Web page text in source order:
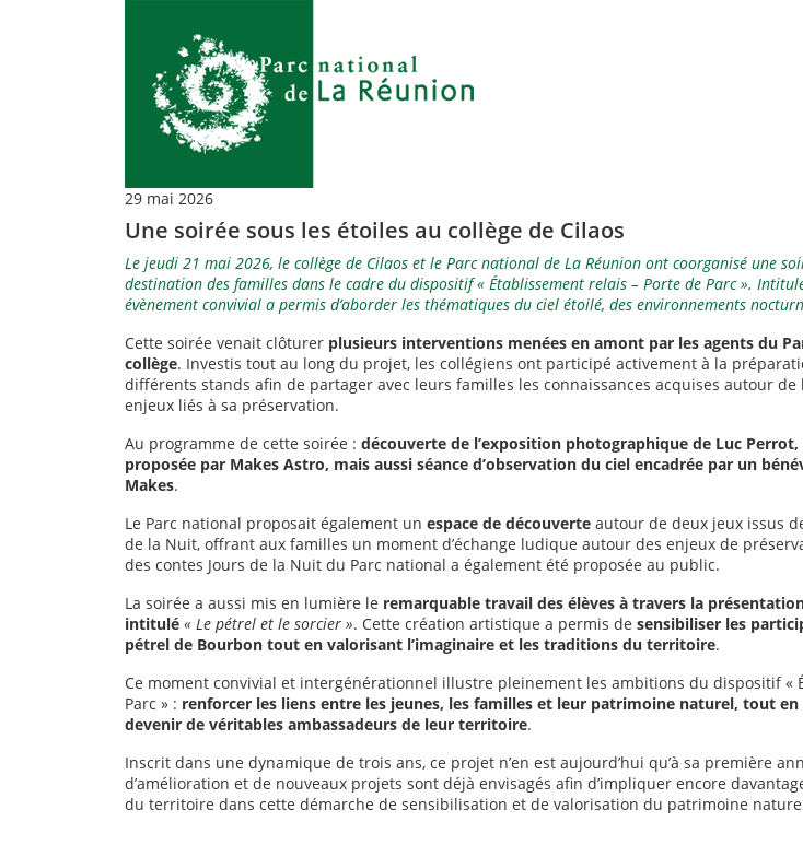
29 mai 2026
Une soirée sous les étoiles au collège de Cilaos
Le jeudi 21 mai 2026, le collège de Cilaos et le Parc national de La Réunion ont coorganisé une
destination des familles dans le cadre du dispositif « Établissement relais – Porte de Parc ».
évènement convivial a permis d’aborder les thématiques du ciel étoilé, des environnements
Cette soirée venait clôturer plusieurs interventions menées en amont par les agents du
collège. Investis tout au long du projet, les collégiens ont participé activement à la
différents stands afin de partager avec leurs familles les connaissances acquises autour
enjeux liés à sa préservation.
Au programme de cette soirée : découverte de l’exposition photographique de Luc
proposée par Makes Astro, mais aussi séance d’observation du ciel encadrée par un
Makes.
Le Parc national proposait également un espace de découverte autour de deux jeux issus
de la Nuit, offrant aux familles un moment d’échange ludique autour des enjeux de
des contes Jours de la Nuit du Parc national a également été proposée au public.
La soirée a aussi mis en lumière le remarquable travail des élèves à travers la
intitulé « Le pétrel et le sorcier ». Cette création artistique a permis de sensibiliser les
pétrel de Bourbon tout en valorisant l’imaginaire et les traditions du territoire.
Ce moment convivial et intergénérationnel illustre pleinement les ambitions du dispositif «
Parc » : renforcer les liens entre les jeunes, les familles et leur patrimoine naturel, tout en
devenir de véritables ambassadeurs de leur territoire.
Inscrit dans une dynamique de trois ans, ce projet n’en est aujourd’hui qu’à sa première
d’amélioration et de nouveaux projets sont déjà envisagés afin d’impliquer encore
du territoire dans cette démarche de sensibilisation et de valorisation du patrimoine